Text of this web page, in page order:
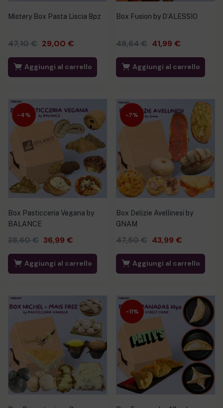
Mistery Box Pasta Liscia 8pz
47,10€ 29,00 €
Aggiungi al carrello
Box Fusion by D’ALESSIO
48,64€ 41,99 €
Aggiungi al carrello
-4%
Box Pasticceria Vegana by
BALANCE
38,60€ 36,99 €
Aggiungi al carrello
-7%
Box Delizie Avellinesi by
GNAM
47,50€ 43,99 €
Aggiungi al carrello
-11%